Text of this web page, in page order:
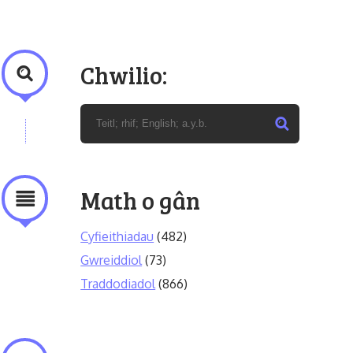
Chwilio:
Math o gân
Cyfieithiadau (482)
Gwreiddiol (73)
Traddodiadol (866)